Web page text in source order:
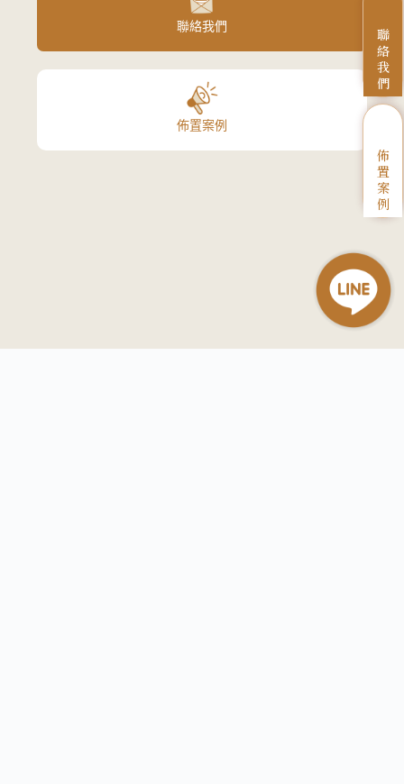
聯
絡
我
們
佈
置
案
例
聯絡我們
佈置案例